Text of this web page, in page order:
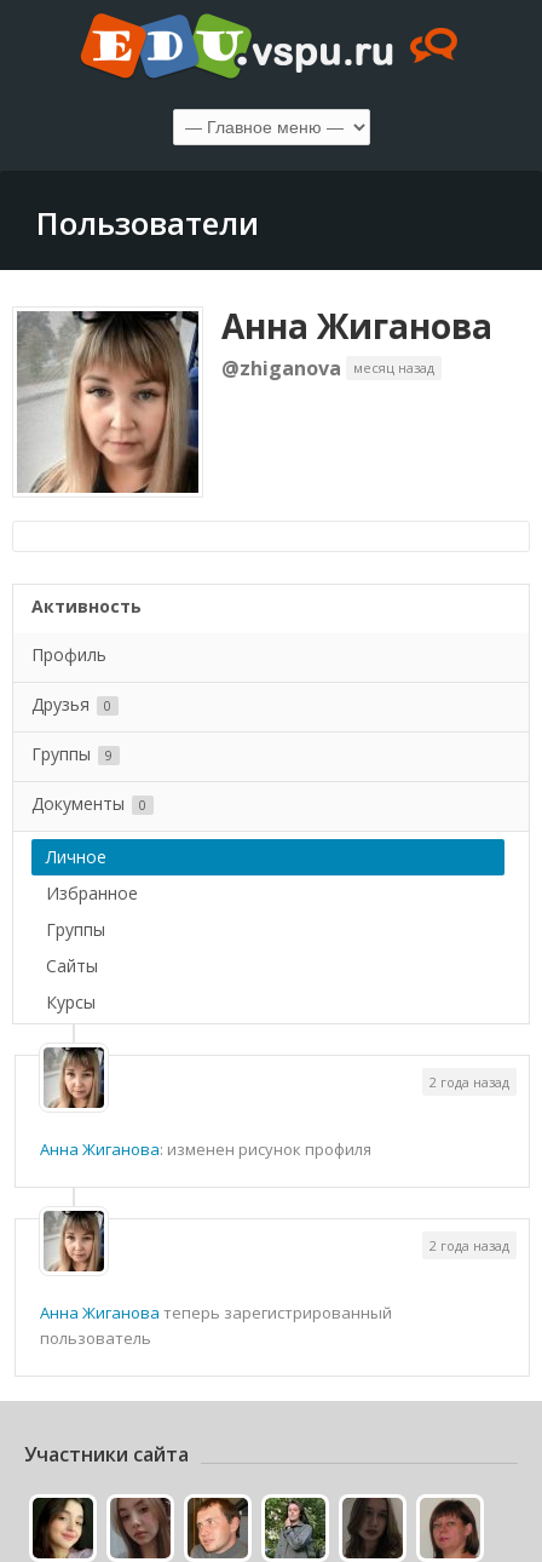
Пользователи
Анна Жиганова
@zhiganova месяц назад
Активность
Профиль
Друзья 0
Группы 9
Документы 0
Личное
Избранное
Группы
Сайты
Курсы
Анна Жиганова: изменен рисунок профиля
2 года назад
Анна Жиганова теперь зарегистрированный
пользователь
2 года назад
Участники сайта